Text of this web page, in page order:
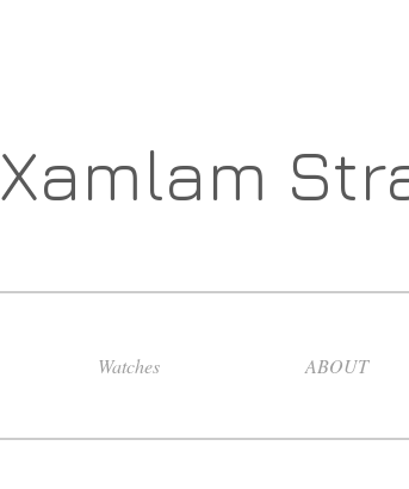
Xamlam
Watches ABOUT